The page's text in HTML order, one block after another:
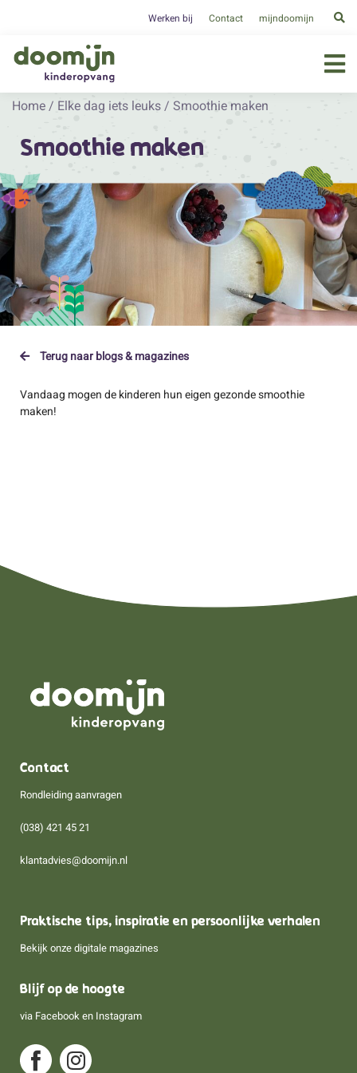
Werken bij Contact mijndoomijn
Home / Elke dag iets leuks / Smoothie maken
Smoothie maken
Terug naar blogs & magazines
Vandaag mogen de kinderen hun eigen gezonde smoothie
maken!
Contact
Rondleiding aanvragen
(038) 421 45 21
klantadvies@doomijn.nl
Praktische tips, inspiratie en persoonlijke verhalen
Bekijk onze digitale magazines
Blijf op de hoogte
via Facebook en Instagram